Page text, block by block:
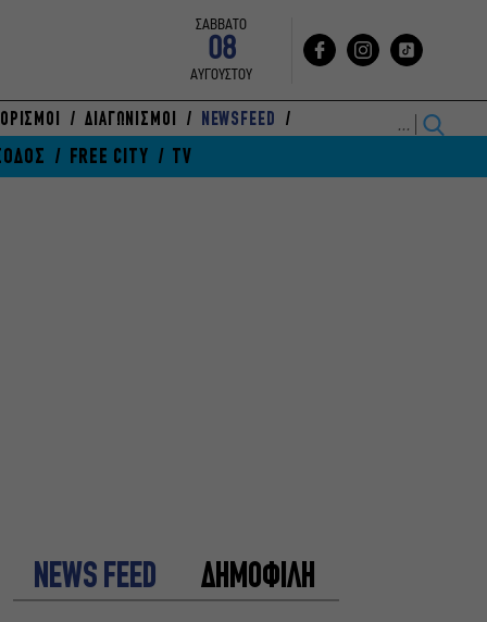
ΣΑΒΒΑΤΟ
08
ΑΥΓΟΥΣΤΟΥ
ΔΙΑΓΩΝΙΣΜΟΙ NEWSFEED
FREE CITY TV
NEWS FEED ΔΗΜΟΦΙΛΗ